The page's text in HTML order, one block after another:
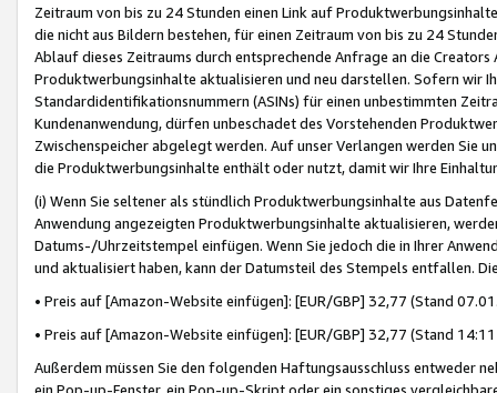
Zeitraum von bis zu 24 Stunden einen Link auf
die nicht aus Bildern bestehen, für einen Zeitraum von bis zu 24
Ablauf dieses Zeitraums durch entsprechende Anfrage an die
Produktwerbungsinhalte aktualisieren und neu darstellen. Sofern wir
Standardidentifikationsnummern (ASINs) für einen unbestimmten
Kundenanwendung, dürfen unbeschadet des Vorstehenden
Zwischenspeicher abgelegt werden. Auf unser Verlangen werden Sie
die Produktwerbungsinhalte enthält oder nutzt, damit wir Ihre
(i) Wenn Sie seltener als stündlich Produktwerbungsinhalte aus
Anwendung angezeigten Produktwerbungsinhalte aktualisieren,
Datums-/Uhrzeitstempel einfügen. Wenn Sie jedoch die in Ihrer
und aktualisiert haben, kann der Datumsteil des Stempels entfallen.
• Preis auf [Amazon-Website einfügen]: [EUR/GBP] 32,77 (Stand
• Preis auf [Amazon-Website einfügen]: [EUR/GBP] 32,77 (Stand
Außerdem müssen Sie den folgenden Haftungsausschluss entweder
ein Pop-up-Fenster, ein Pop-up-Skript oder ein sonstiges